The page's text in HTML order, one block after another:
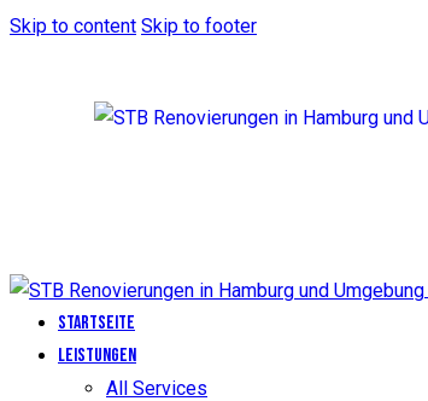
Skip to content Skip to footer
Startseite
LEISTUNGEN
All Services